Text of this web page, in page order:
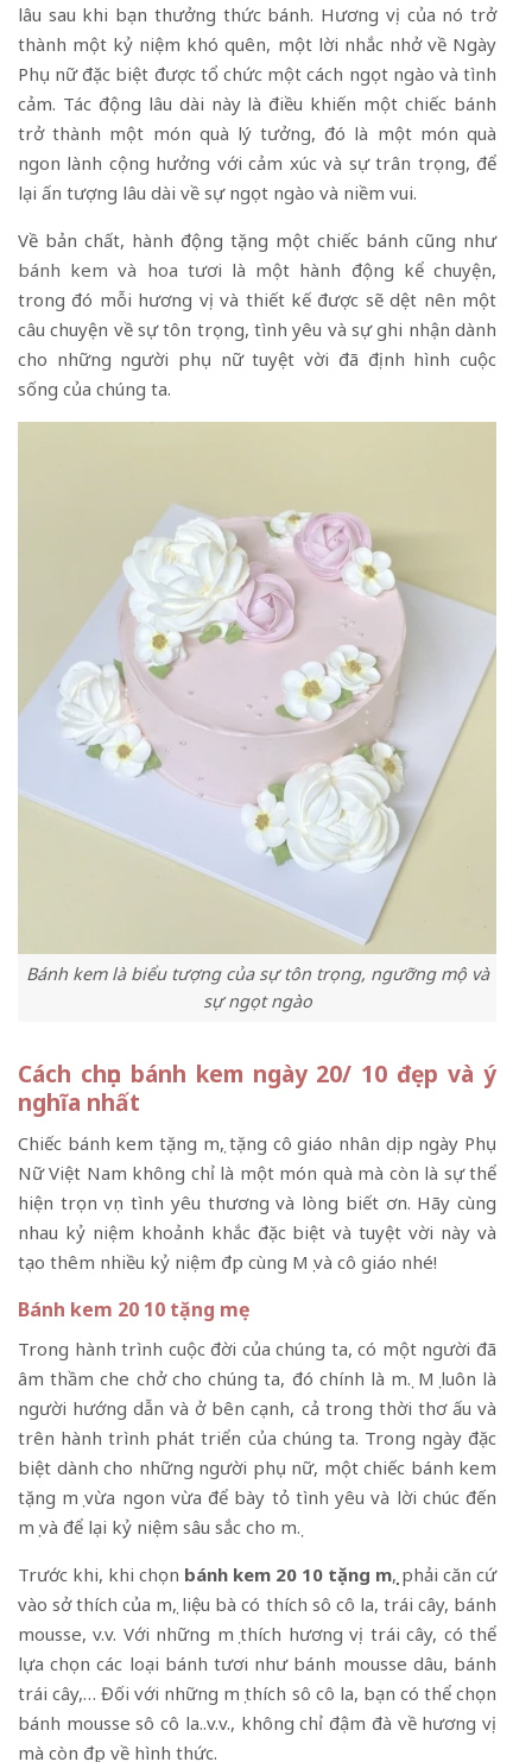
lâu sau khi bạn thưởng thức bánh. Hương vị của nó trở
thành một kỷ niệm khó quên, một lời nhắc nhở về Ngày
Phụ nữ đặc biệt được tổ chức một cách ngọt ngào và tình
cảm. Tác động lâu dài này là điều khiến một chiếc bánh
trở thành một món quà lý tưởng, đó là một món quà
ngon lành cộng hưởng với cảm xúc và sự trân trọng, để
lại ấn tượng lâu dài về sự ngọt ngào và niềm vui.
Về bản chất, hành động tặng một chiếc bánh cũng như
bánh kem và hoa tươi là một hành động kể chuyện,
trong đó mỗi hương vị và thiết kế được sẽ dệt nên một
câu chuyện về sự tôn trọng, tình yêu và sự ghi nhận dành
cho những người phụ nữ tuyệt vời đã định hình cuộc
sống của chúng ta.
Bánh kem là biểu tượng của sự tôn trọng, ngưỡng mộ và
sự ngọt ngào
Cách chọn bánh kem ngày 20/ 10 đẹp và ý
nghĩa nhất
Chiếc bánh kem tặng mẹ, tặng cô giáo nhân dịp ngày Phụ
Nữ Việt Nam không chỉ là một món quà mà còn là sự thể
hiện trọn vẹn tình yêu thương và lòng biết ơn. Hãy cùng
nhau kỷ niệm khoảnh khắc đặc biệt và tuyệt vời này và
tạo thêm nhiều kỷ niệm đẹp cùng Mẹ và cô giáo nhé!
Bánh kem 20 10 tặng mẹ
Trong hành trình cuộc đời của chúng ta, có một người đã
âm thầm che chở cho chúng ta, đó chính là mẹ. Mẹ luôn là
người hướng dẫn và ở bên cạnh, cả trong thời thơ ấu và
trên hành trình phát triển của chúng ta. Trong ngày đặc
biệt dành cho những người phụ nữ, một chiếc bánh kem
tặng mẹ vừa ngon vừa để bày tỏ tình yêu và lời chúc đến
mẹ và để lại kỷ niệm sâu sắc cho mẹ.
Trước khi, khi chọn bánh kem 20 10 tặng mẹ, phải căn cứ
vào sở thích của mẹ, liệu bà có thích sô cô la, trái cây, bánh
mousse, v.v. Với những mẹ thích hương vị trái cây, có thể
lựa chọn các loại bánh tươi như bánh mousse dâu, bánh
trái cây,… Đối với những mẹ thích sô cô la, bạn có thể chọn
bánh mousse sô cô la..v.v., không chỉ đậm đà về hương vị
mà còn đẹp về hình thức.